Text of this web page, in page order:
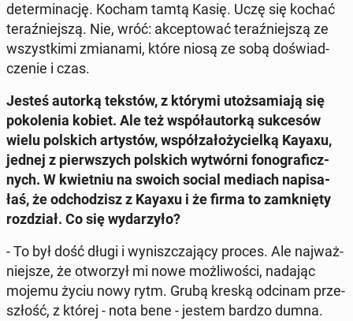
de­ter­mi­na­cję. Kocham tamtą Kasię. Uczę się kochać
te­raź­niej­szą. Nie, wróć: ak­cep­to­wać te­raź­niej­szą ze
wszyst­ki­mi zmia­na­mi, które niosą ze sobą do­świad­
cze­nie i czas.
Jesteś autorką tekstów, z którymi utoż­sa­mia­ją się
po­ko­le­nia kobiet. Ale też współ­au­tor­ką suk­ce­sów
wielu pol­skich ar­ty­stów, współ­za­ło­ży­ciel­ką Kayaxu,
jednej z pierw­szych pol­skich wy­twór­ni fo­no­gra­ficz­
nych. W kwiet­niu na swoich social mediach na­pi­sa­
łaś, że od­cho­dzisz z Kayaxu i że firma to za­mknię­ty
roz­dział. Co się wy­da­rzy­ło?
- To był dość długi i wy­nisz­cza­ją­cy proces. Ale naj­waż­
niej­sze, że otwo­rzył mi nowe moż­li­wo­ści, nadając
mojemu życiu nowy rytm. Grubą kreską odcinam prze­
szłość, z której - nota bene - jestem bardzo dumna.